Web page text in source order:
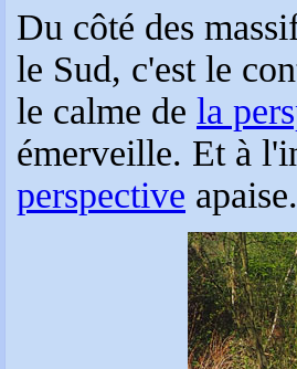
Du côté des
le Sud, c'est le
le calme de la
émerveille. Et à
perspective apaise.